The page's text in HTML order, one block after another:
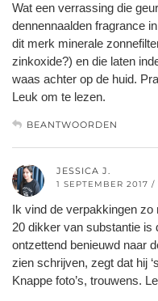
Wat een verrassing die
dennennaalden fragrance
dit merk minerale
zinkoxide?) en die laten
waas achter op de huid.
Leuk om te lezen.
BEANTWOORDEN
JESSICA J.
1 SEPTEMBER 2017 /
Ik vind de verpakkingen
20 dikker van substantie is
ontzettend benieuwd naar
zien schrijven, zegt dat hij
Knappe foto’s, trouwens.